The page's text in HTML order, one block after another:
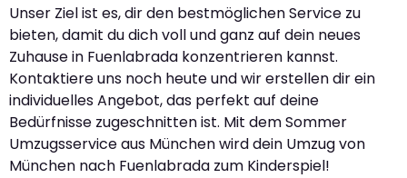
Unser Ziel ist es, dir den bestmöglichen Service zu
bieten, damit du dich voll und ganz auf dein neues
Zuhause in Fuenlabrada konzentrieren kannst.
Kontaktiere uns noch heute und wir erstellen dir ein
individuelles Angebot, das perfekt auf deine
Bedürfnisse zugeschnitten ist. Mit dem Sommer
Umzugsservice aus München wird dein Umzug von
München nach Fuenlabrada zum Kinderspiel!